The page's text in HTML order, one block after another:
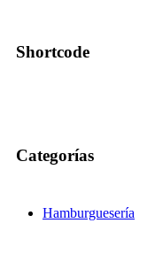
Shortcode
Categorías
Hamburguesería